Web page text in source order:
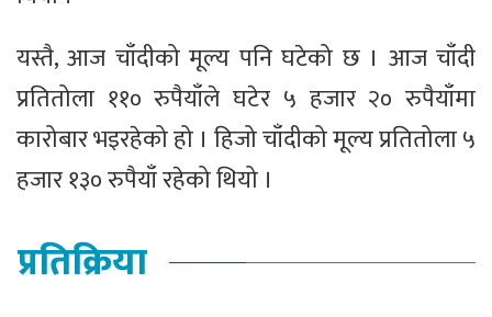
यस्तै, आज चाँदीको मूल्य पनि घटेको छ । आज चाँदी
प्रतितोला ११० रुपैयाँले घटेर ५ हजार २० रुपैयाँमा
कारोबार भइरहेको हो । हिजो चाँदीको मूल्य प्रतितोला ५
हजार १३० रुपैयाँ रहेको थियो ।
प्रतिक्रिया